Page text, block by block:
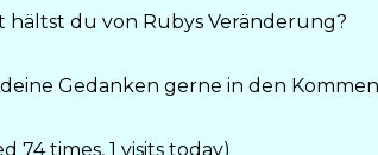
hältst du von Rubys Veränderung?
Gedanken gerne in den
74 times, 1 visits today)